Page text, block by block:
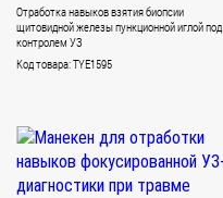
Отработка навыков взятия биопсии
щитовидной железы пункционной иглой под
контролем УЗ
Код товара: TYE1595